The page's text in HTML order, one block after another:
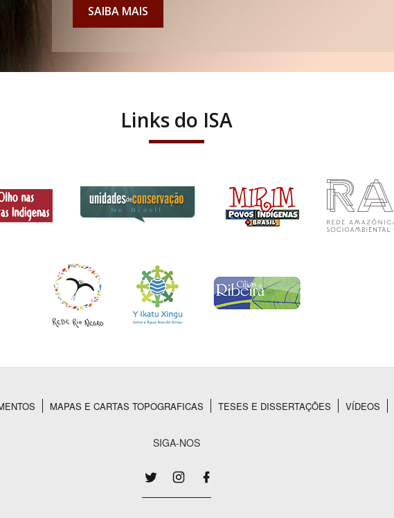
SAIBA MAIS
Links do ISA
MAPAS E CARTAS TOPOGRAFICAS TESES E DISSERTAÇÕES VÍDEOS
SIGA-NOS